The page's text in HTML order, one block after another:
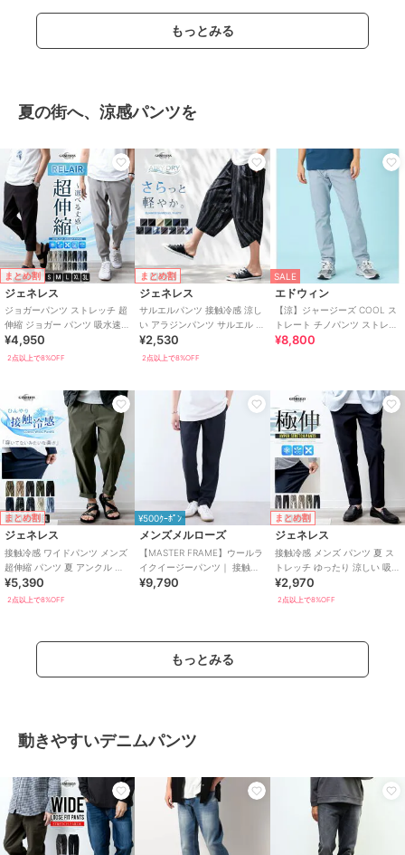
もっとみる
夏の街へ、涼感パンツを
まとめ割
ジェネレス
ジョガーパンツ ストレッチ 超
伸縮 ジョガー パンツ 吸水速乾
接触冷感 RELAIR
¥4,950
2点以上で8%OFF
まとめ割
ジェネレス
サルエルパンツ 接触冷感 涼し
い アラジンパンツ サルエル パ
ンツ イージーパンツ ストレッ
チ
¥2,530
2点以上で8%OFF
SALE
エドウィン
【涼】ジャージーズ COOL ス
トレート チノパンツ ストレッ
チ 接触冷感 速乾
¥8,800
まとめ割
ジェネレス
接触冷感 ワイドパンツ メンズ
超伸縮 パンツ 夏 アンクル 涼
しい 吸水速乾 ストレッチ ルー
ズ
¥5,390
2点以上で8%OFF
¥500ｸｰﾎﾟﾝ
メンズメルローズ
【MASTER FRAME】ウールラ
イクイージーパンツ｜ 接触冷
感 / 吸水速乾 / ウォッシャブル
¥9,790
まとめ割
ジェネレス
接触冷感 メンズ パンツ 夏 ス
トレッチ ゆったり 涼しい 吸水
速乾 ボトムス 清涼 涼感 超伸
縮
¥2,970
2点以上で8%OFF
もっとみる
動きやすいデニムパンツ